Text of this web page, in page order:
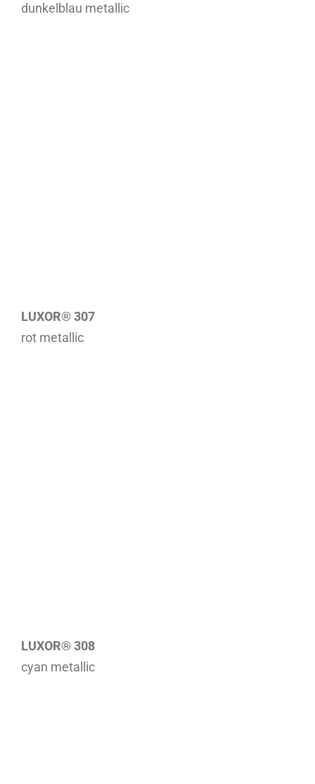
dunkelblau metallic
LUXOR® 307
rot metallic
LUXOR® 308
cyan metallic